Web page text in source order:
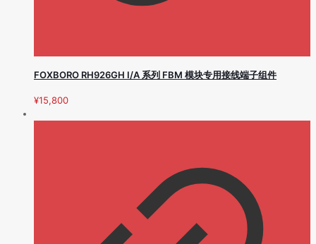
FOXBORO RH926GH I/A 系列 FBM 模块专用接线端子组件
¥15,800